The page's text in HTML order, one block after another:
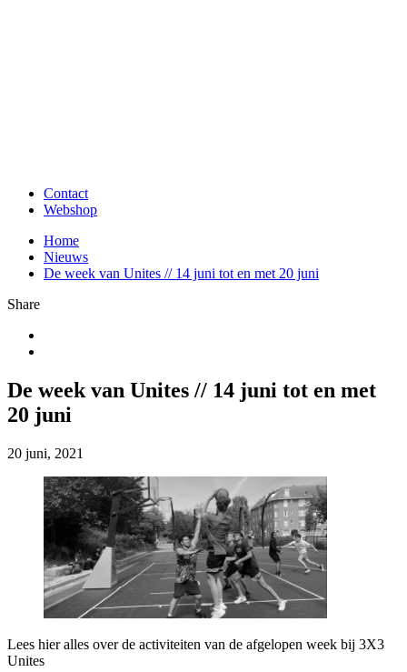
Contact
Webshop
Home
Nieuws
De week van Unites // 14 juni tot en met 20 juni
Share
De week van Unites // 14 juni tot en met
20 juni
20 juni, 2021
Lees hier alles over de activiteiten van de afgelopen week bij 3X3
Unites